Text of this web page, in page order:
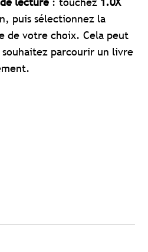
puis sélectionnez la
de votre choix. Cela peut
parcourir un livre